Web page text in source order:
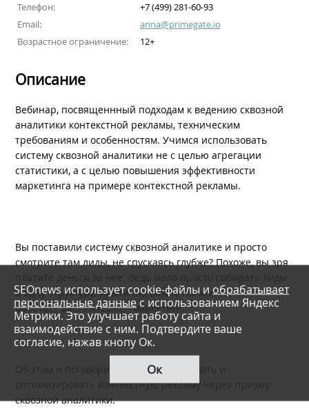
Телефон:
+7 (499) 281-60-93
Email:
anna@primegate.io
Возрастное ограничение:
12+
Описание
Вебинар, посвященнный подходам к ведению сквозной
аналитики контекстной рекламы, техническим
требованиям и особенностям. Учимся использовать
систему сквозной аналитики не с целью агрегации
статистики, а с целью повышения эффективности
маркетинга на примере контекстной рекламы.
Вы поставили систему сквозной аналитике и просто
смотрите там лиды, не спускаясь глубже? Похоже, вы зря
платите деньги за нее. Ведь мало просто собирать лиды
в одну структуру. Критично важно понимать, как
работает ваш интернет-маркетинг.
Об этом и поговорим - как анализировать и
оптимизировать контекстную рекламу через призму
сквозной аналитики.
SEOnews использует cookie-файлы иобрабатывает
персональные данныес использованием Яндекс
Метрики. Это улучшает работу сайта и
взаимодействие с ним. Подтвердите ваше
согласие, нажав кнопу Ок.
Ок